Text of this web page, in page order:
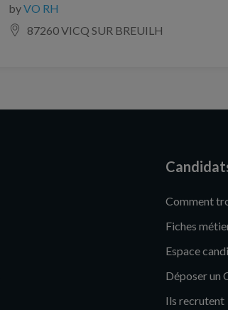
byVO RH
87260 VICQ SUR BREUILH
Comment
Fiches
Espace
Déposer un
Ils recrutent